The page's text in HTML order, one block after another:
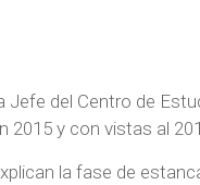
del Centro de
2015 y con vistas al
la fase de